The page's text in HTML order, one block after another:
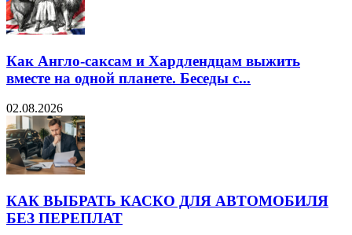
Как Англо-саксам и Хардлендцам выжить
вместе на одной планете. Беседы с...
02.08.2026
КАК ВЫБРАТЬ КАСКО ДЛЯ АВТОМОБИЛЯ
БЕЗ ПЕРЕПЛАТ